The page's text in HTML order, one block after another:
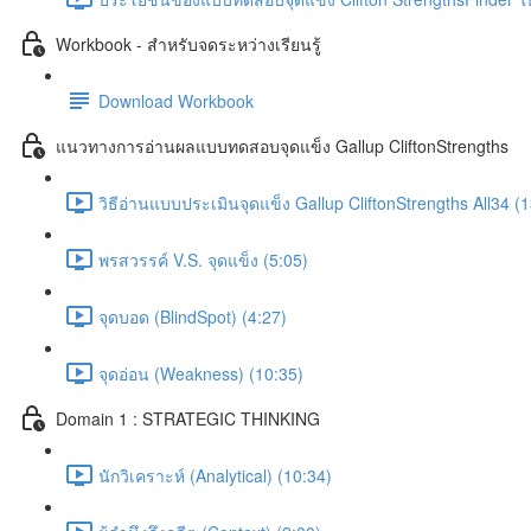
Workbook - สำหรับจดระหว่างเรียนรู้
Download Workbook
แนวทางการอ่านผลแบบทดสอบจุดแข็ง Gallup CliftonStrengths
วิธีอ่านแบบประเมินจุดแข็ง Gallup CliftonStrengths All34
พรสวรรค์ V.S. จุดแข็ง (5:05)
จุดบอด (BlindSpot) (4:27)
จุดอ่อน (Weakness) (10:35)
Domain 1 : STRATEGIC THINKING
นักวิเคราะห์ (Analytical) (10:34)